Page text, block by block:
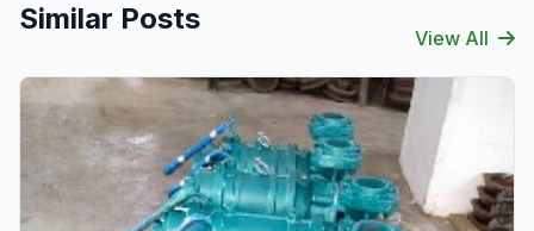
Similar Posts
View All